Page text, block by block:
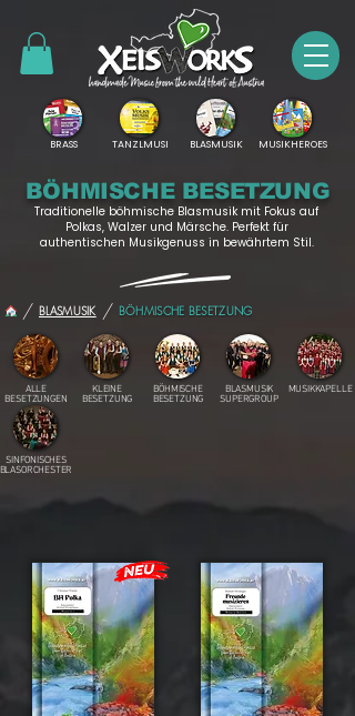
BRASS TANZLMUSI BLASMUSIK MUSIKHEROES
BÖHMISCHE BESETZUNG
Traditionelle böhmische Blasmusik mit Fokus auf
Polkas, Walzer und Märsche. Perfekt für
authentischen Musikgenuss in bewährtem Stil.
/ BLASMUSIK / BÖHMISCHE BESETZUNG
ALLE
BESETZUNGEN
SINFONISCHES
BLASORCHESTER
KLEINE
BESETZUNG
BÖHMISCHE
BESETZUNG
BLASMUSIK
SUPERGROUP
MUSIKKAPELLE